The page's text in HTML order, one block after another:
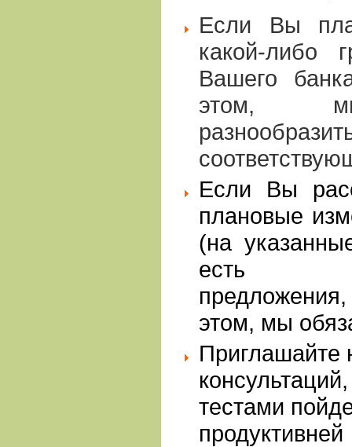
Если Вы
какой-либо
Вашего
этом,
Если Вы
плановые
(на
есть
этом, мы
Приглашайте
тестами
продуктивней